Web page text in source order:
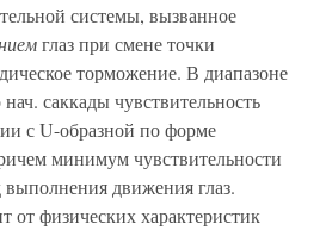
системы, вызванное
глаз при смене точки
торможение. В диапазоне
саккады чувствительность
с U-образной по форме
минимум чувствительности
движения глаз.
от физических характеристик